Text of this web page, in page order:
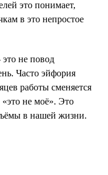
это понимает,
в это непростое
не повод
Часто эйфория
работы сменяется
не моё». Это
в нашей жизни.